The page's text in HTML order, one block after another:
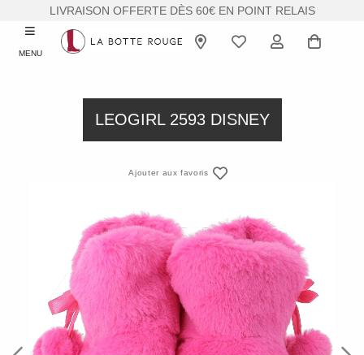
LIVRAISON OFFERTE DÈS 60€ EN POINT RELAIS
MENU
LEOGIRL 2593 DISNEY
Ajouter aux favoris